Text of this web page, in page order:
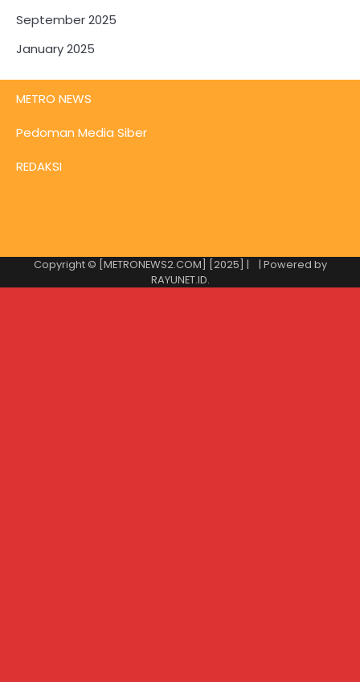
September 2025
January 2025
METRO NEWS
Pedoman Media Siber
REDAKSI
Copyright © [METRONEWS2.COM] [2025] |
| Powered by
RAYUNET.ID.